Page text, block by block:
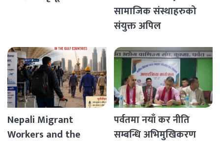
सामाजिक संस्थाहरुको
संयुक्त अपिल
Nepali Migrant
Workers and the
पर्वतमा नयाँ कर नीति
सम्बन्धि अभिमुखिकरण